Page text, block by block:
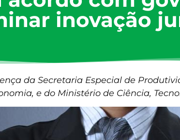
inovação
da Secretaria Especial de
e do Ministério de Ciência,